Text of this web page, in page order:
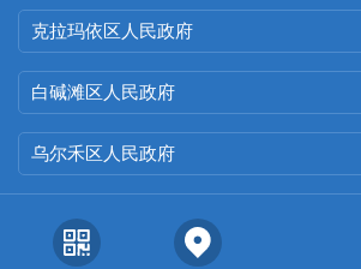
克拉玛依区人民政府
白碱滩区人民政府
乌尔禾区人民政府